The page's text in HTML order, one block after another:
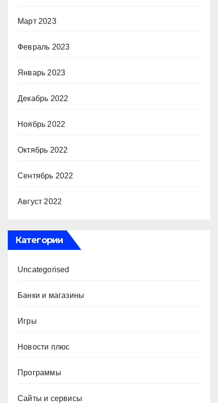
Март 2023
Февраль 2023
Январь 2023
Декабрь 2022
Ноябрь 2022
Октябрь 2022
Сентябрь 2022
Август 2022
Категории
Uncategorised
Банки и магазины
Игры
Новости плюс
Программы
Сайты и сервисы